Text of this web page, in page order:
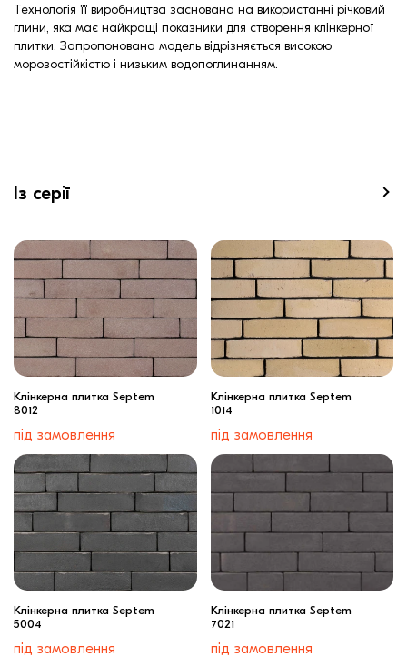
Технологія її виробництва заснована на використанні річковий
глини, яка має найкращі показники для створення клінкерної
плитки. Запропонована модель відрізняється високою
морозостійкістю і низьким водопоглинанням.
Із серії
Клінкерна плитка Septem
8012
під замовлення
Клінкерна плитка Septem
1014
під замовлення
Клінкерна плитка Septem
5004
під замовлення
Клінкерна плитка Septem
7021
під замовлення